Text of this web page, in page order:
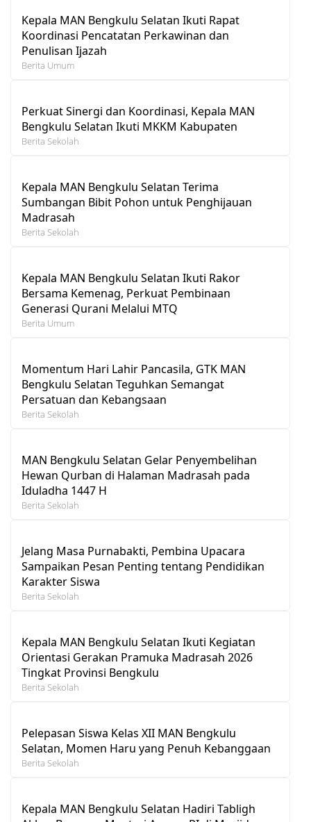
Kepala MAN Bengkulu Selatan Ikuti Rapat
Koordinasi Pencatatan Perkawinan dan
Penulisan Ijazah
Berita Umum
Perkuat Sinergi dan Koordinasi, Kepala MAN
Bengkulu Selatan Ikuti MKKM Kabupaten
Berita Sekolah
Kepala MAN Bengkulu Selatan Terima
Sumbangan Bibit Pohon untuk Penghijauan
Madrasah
Berita Sekolah
Kepala MAN Bengkulu Selatan Ikuti Rakor
Bersama Kemenag, Perkuat Pembinaan
Generasi Qurani Melalui MTQ
Berita Umum
Momentum Hari Lahir Pancasila, GTK MAN
Bengkulu Selatan Teguhkan Semangat
Persatuan dan Kebangsaan
Berita Sekolah
MAN Bengkulu Selatan Gelar Penyembelihan
Hewan Qurban di Halaman Madrasah pada
Iduladha 1447 H
Berita Sekolah
Jelang Masa Purnabakti, Pembina Upacara
Sampaikan Pesan Penting tentang Pendidikan
Karakter Siswa
Berita Sekolah
Kepala MAN Bengkulu Selatan Ikuti Kegiatan
Orientasi Gerakan Pramuka Madrasah 2026
Tingkat Provinsi Bengkulu
Berita Sekolah
Pelepasan Siswa Kelas XII MAN Bengkulu
Selatan, Momen Haru yang Penuh Kebanggaan
Berita Sekolah
Kepala MAN Bengkulu Selatan Hadiri Tabligh